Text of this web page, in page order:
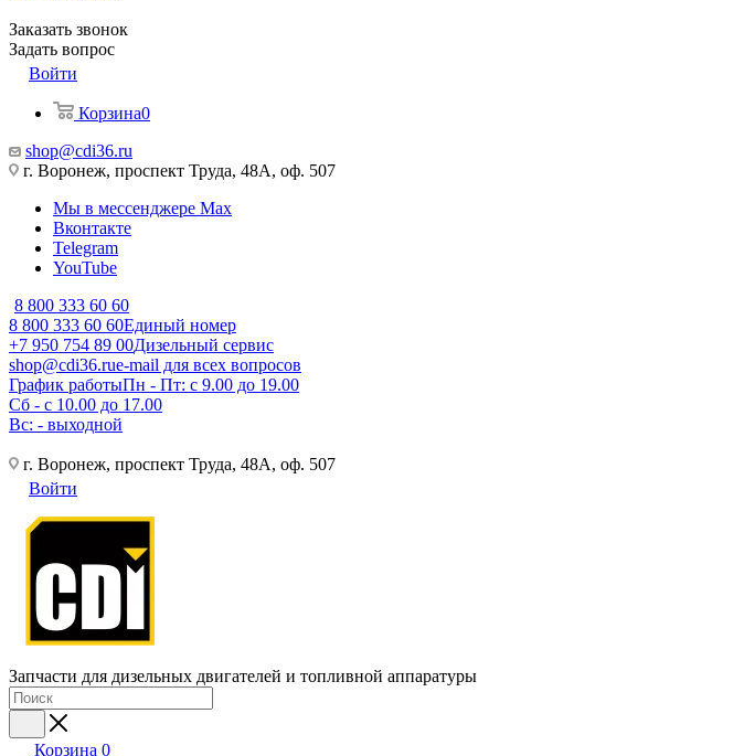
Заказать звонок
Задать вопрос
Войти
Корзина0
shop@cdi36.ru
г. Воронеж, проспект Труда, 48А, оф. 507
Мы в мессенджере Max
Вконтакте
Telegram
YouTube
8 800 333 60 60
8 800 333 60 60Единый номер
+7 950 754 89 00Дизельный сервис
shop@cdi36.rue-mail для всех вопросов
График работыПн - Пт: с 9.00 до 19.00
Сб - с 10.00 до 17.00
Вс: - выходной
г. Воронеж, проспект Труда, 48А, оф. 507
Войти
Запчасти для дизельных двигателей и топливной аппаратуры
Корзина 0